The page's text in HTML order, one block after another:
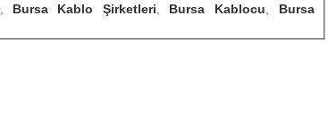
Bursa Kablo Şirketleri Bursa Kablocu
Bursa